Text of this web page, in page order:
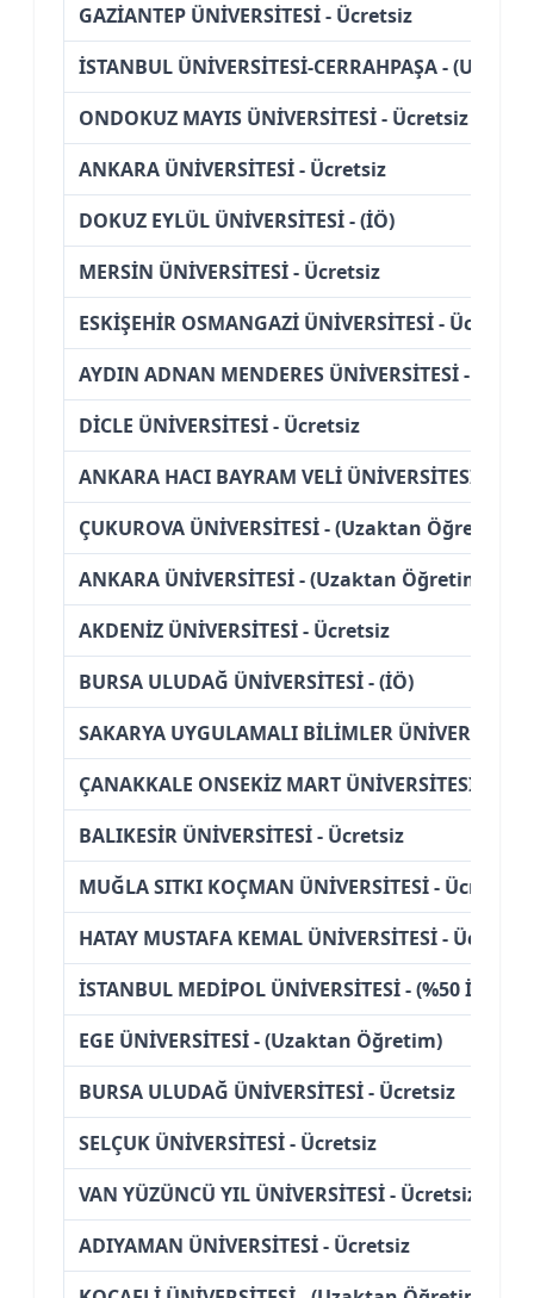
GAZİANTEP ÜNİVERSİTESİ - Ücretsiz
İSTANBUL ÜNİVERSİTESİ-CERRAHPAŞA -
ONDOKUZ MAYIS ÜNİVERSİTESİ - Ücretsiz
ANKARA ÜNİVERSİTESİ - Ücretsiz
DOKUZ EYLÜL ÜNİVERSİTESİ - (İÖ)
MERSİN ÜNİVERSİTESİ - Ücretsiz
ESKİŞEHİR OSMANGAZİ ÜNİVERSİTESİ - Ücretsiz
AYDIN ADNAN MENDERES ÜNİVERSİTESİ -
DİCLE ÜNİVERSİTESİ - Ücretsiz
ANKARA HACI BAYRAM VELİ ÜNİVERSİTESİ -
ÇUKUROVA ÜNİVERSİTESİ - (Uzaktan Öğretim)
ANKARA ÜNİVERSİTESİ - (Uzaktan Öğretim)
AKDENİZ ÜNİVERSİTESİ - Ücretsiz
BURSA ULUDAĞ ÜNİVERSİTESİ - (İÖ)
SAKARYA UYGULAMALI BİLİMLER
ÇANAKKALE ONSEKİZ MART ÜNİVERSİTESİ -
BALIKESİR ÜNİVERSİTESİ - Ücretsiz
MUĞLA SITKI KOÇMAN ÜNİVERSİTESİ - Ücretsiz
HATAY MUSTAFA KEMAL ÜNİVERSİTESİ - Ücretsiz
İSTANBUL MEDİPOL ÜNİVERSİTESİ - (%50
EGE ÜNİVERSİTESİ - (Uzaktan Öğretim)
BURSA ULUDAĞ ÜNİVERSİTESİ - Ücretsiz
SELÇUK ÜNİVERSİTESİ - Ücretsiz
VAN YÜZÜNCÜ YIL ÜNİVERSİTESİ - Ücretsiz
ADIYAMAN ÜNİVERSİTESİ - Ücretsiz